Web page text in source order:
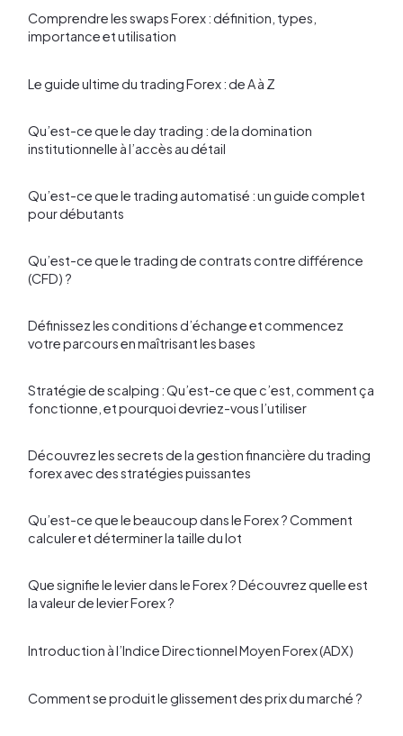
Comprendre les swaps Forex : définition, types,
importance et utilisation
Le guide ultime du trading Forex : de A à Z
Qu’est-ce que le day trading : de la domination
institutionnelle à l’accès au détail
Qu’est-ce que le trading automatisé : un guide complet
pour débutants
Qu’est-ce que le trading de contrats contre différence
(CFD) ?
Définissez les conditions d’échange et commencez
votre parcours en maîtrisant les bases
Stratégie de scalping : Qu’est-ce que c’est, comment ça
fonctionne, et pourquoi devriez-vous l’utiliser
Découvrez les secrets de la gestion financière du trading
forex avec des stratégies puissantes
Qu’est-ce que le beaucoup dans le Forex ? Comment
calculer et déterminer la taille du lot
Que signifie le levier dans le Forex ? Découvrez quelle est
la valeur de levier Forex ?
Introduction à l’Indice Directionnel Moyen Forex (ADX)
Comment se produit le glissement des prix du marché ?